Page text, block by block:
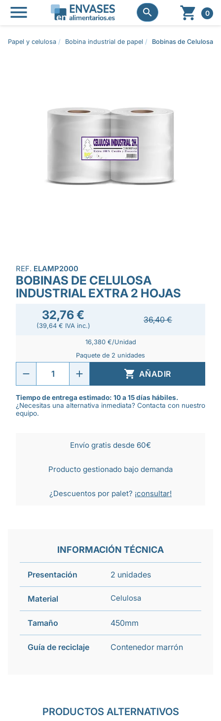
 
  0
Papel y celulosa Bobina industrial de papel Bobinas de Celulosa
REF. ELAMP2000
BOBINAS DE CELULOSA
INDUSTRIAL EXTRA 2 HOJAS
32,76 €
(39,64 € IVA inc.)
36,40 €
16,380 €/Unidad
Paquete de 2 unidades
 AÑADIR
Tiempo de entrega estimado: 10 a 15 días hábiles.
¿Necesitas una alternativa inmediata? Contacta con nuestro
equipo.
Envío gratis desde 60€
Producto gestionado bajo demanda
¿Descuentos por palet? ¡consultar!
INFORMACIÓN TÉCNICA
Presentación 2 unidades
Material Celulosa
Tamaño 450mm
Guía de reciclaje Contenedor marrón
PRODUCTOS ALTERNATIVOS